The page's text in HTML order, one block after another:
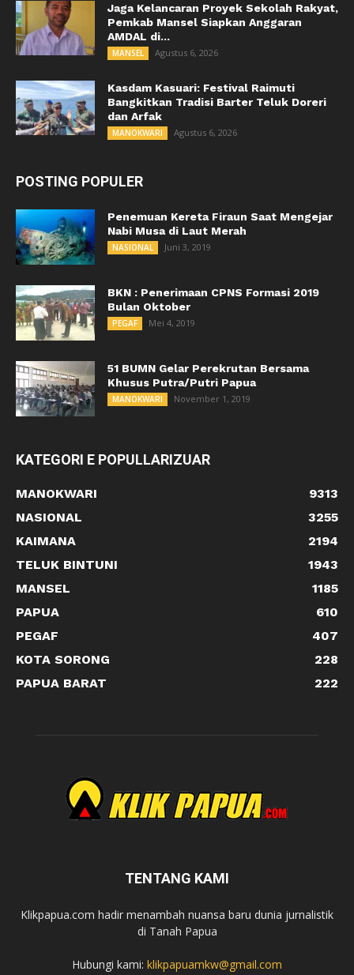
Jaga Kelancaran Proyek Sekolah Rakyat,
Pemkab Mansel Siapkan Anggaran
AMDAL di...
MANSEL Agustus 6, 2026
Kasdam Kasuari: Festival Raimuti
Bangkitkan Tradisi Barter Teluk Doreri
dan Arfak
MANOKWARI Agustus 6, 2026
POSTING POPULER
Penemuan Kereta Firaun Saat Mengejar
Nabi Musa di Laut Merah
NASIONAL Juni 3, 2019
BKN : Penerimaan CPNS Formasi 2019
Bulan Oktober
PEGAF Mei 4, 2019
51 BUMN Gelar Perekrutan Bersama
Khusus Putra/Putri Papua
MANOKWARI November 1, 2019
KATEGORI E POPULLARIZUAR
MANOKWARI
9313
NASIONAL
3255
KAIMANA
2194
TELUK BINTUNI
1943
MANSEL
1185
PAPUA
610
PEGAF
407
KOTA SORONG
228
PAPUA BARAT
222
TENTANG KAMI
Klikpapua.com hadir menambah nuansa baru dunia jurnalistik
di Tanah Papua
Hubungi kami: klikpapuamkw@gmail.com